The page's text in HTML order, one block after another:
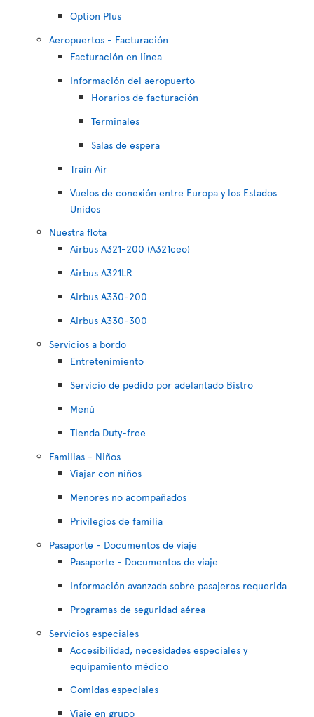
Option Plus
Aeropuertos - Facturación
Facturación en línea
Información del aeropuerto
Horarios de facturación
Terminales
Salas de espera
Train Air
Vuelos de conexión entre Europa y los Estados
Unidos
Nuestra flota
Airbus A321-200 (A321ceo)
Airbus A321LR
Airbus A330-200
Airbus A330-300
Servicios a bordo
Entretenimiento
Servicio de pedido por adelantado Bistro
Menú
Tienda Duty-free
Familias - Niños
Viajar con niños
Menores no acompañados
Privilegios de familia
Pasaporte - Documentos de viaje
Pasaporte - Documentos de viaje
Información avanzada sobre pasajeros requerida
Programas de seguridad aérea
Servicios especiales
Accesibilidad, necesidades especiales y
equipamiento médico
Comidas especiales
Viaje en grupo